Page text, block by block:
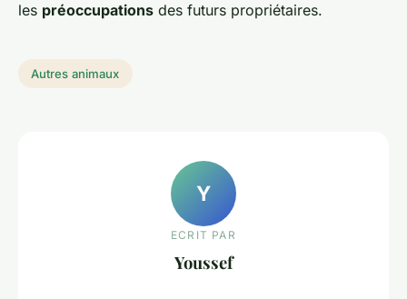
les préoccupations des futurs propriétaires.
Autres animaux
Y
ECRIT PAR
Youssef